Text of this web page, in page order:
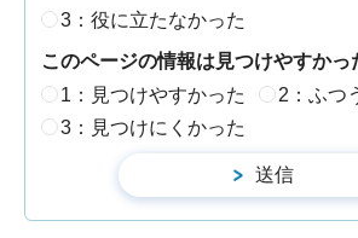
3：役に立たなかった
このページの情報は見つけやすかっ
1：見つけやすかった
2：ふつ
3：見つけにくかった